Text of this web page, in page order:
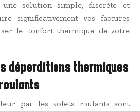
solution simple, discrète et
significativement vos factures
le confort thermique de votre
déperditions thermiques
par les volets roulants sont